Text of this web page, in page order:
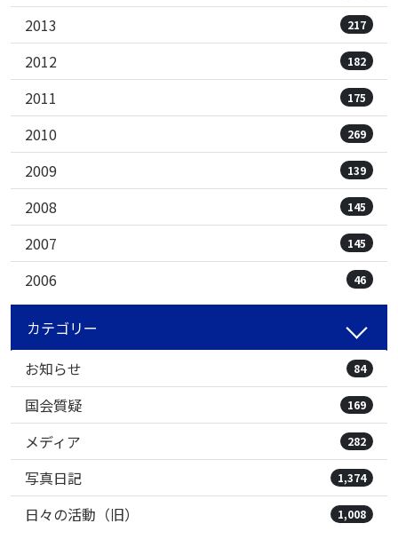
2013 217
2012 182
2011 175
2010 269
2009 139
2008 145
2007 145
2006 46
カテゴリー
お知らせ
84
国会質疑 169
メディア 282
写真日記 1,374
日々の活動（旧） 1,008